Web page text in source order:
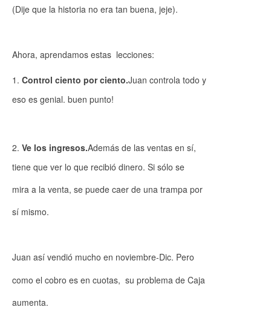
(Dije que la historia no era tan buena, jeje).
Ahora, aprendamos estas lecciones:
Control ciento por ciento.Juan controla todo y
eso es genial. buen punto!
Ve los ingresos.Además de las ventas en sí,
tiene que ver lo que recibió dinero. Si sólo se
mira a la venta, se puede caer de una trampa por
sí mismo.
Juan así vendió mucho en noviembre-Dic. Pero
como el cobro es en cuotas, su problema de Caja
aumenta.